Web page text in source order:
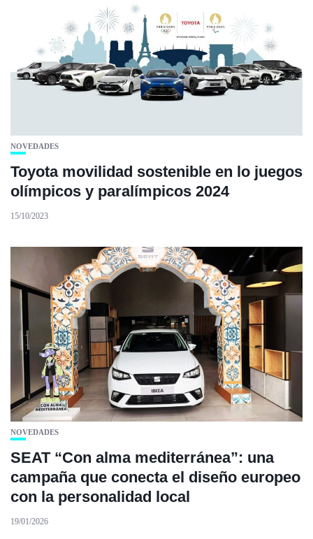
NOVEDADES
Toyota movilidad sostenible en lo juegos
olímpicos y paralímpicos 2024
15/10/2023
NOVEDADES
SEAT “Con alma mediterránea”: una
campaña que conecta el diseño europeo
con la personalidad local
19/01/2026